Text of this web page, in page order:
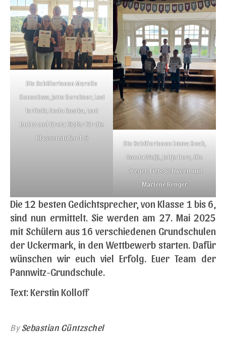
Die SchülerInnen Mareile
Genschow, Jette Berckner, Levi
Terlitzki, Heda Kostka, Leni
Buhrz und Greta Töpfer für die
Klassenstufen 4-6
Die SchülerInnen Emma Bock,
Ronda Weiß, Jeltje Herz, Ole
Dreger, Fiete Schween und
Marlene Renger
Die 12 besten Gedichtsprecher, von Klasse 1 bis 6,
sind nun ermittelt. Sie werden am 27. Mai 2025
mit Schülern aus 16 verschiedenen Grundschulen
der Uckermark, in den Wettbewerb starten. Dafür
wünschen wir euch viel Erfolg. Euer Team der
Pannwitz-Grundschule.
Text: Kerstin Kolloff
BySebastian Güntzschel